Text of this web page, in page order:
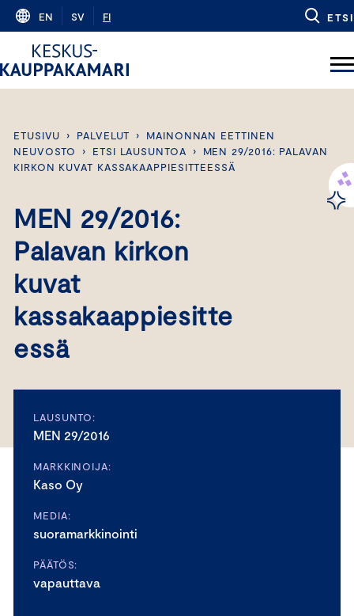
Skip
content
EN SV FI ETSI
ETUSIVU › PALVELUT ›
MAINONNAN EETTINEN
NEUVOSTO
› ETSI LAUSUNTOA ›
MEN 29/2016: PALAVAN
KIRKON KUVAT KASSAKAAPPIESITTEESSÄ
MEN 29/2016:
Palavan kirkon
kuvat
kassakaappiesitte
essä
LAUSUNTO:
MEN 29/2016
MARKKINOIJA:
Kaso Oy
MEDIA:
suoramarkkinointi
PÄÄTÖS:
vapauttava